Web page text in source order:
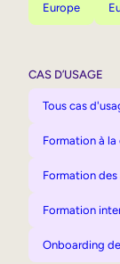
Europe
CAS D’USAGE
Tous cas
Formation à
Formation
Formation
Onboarding